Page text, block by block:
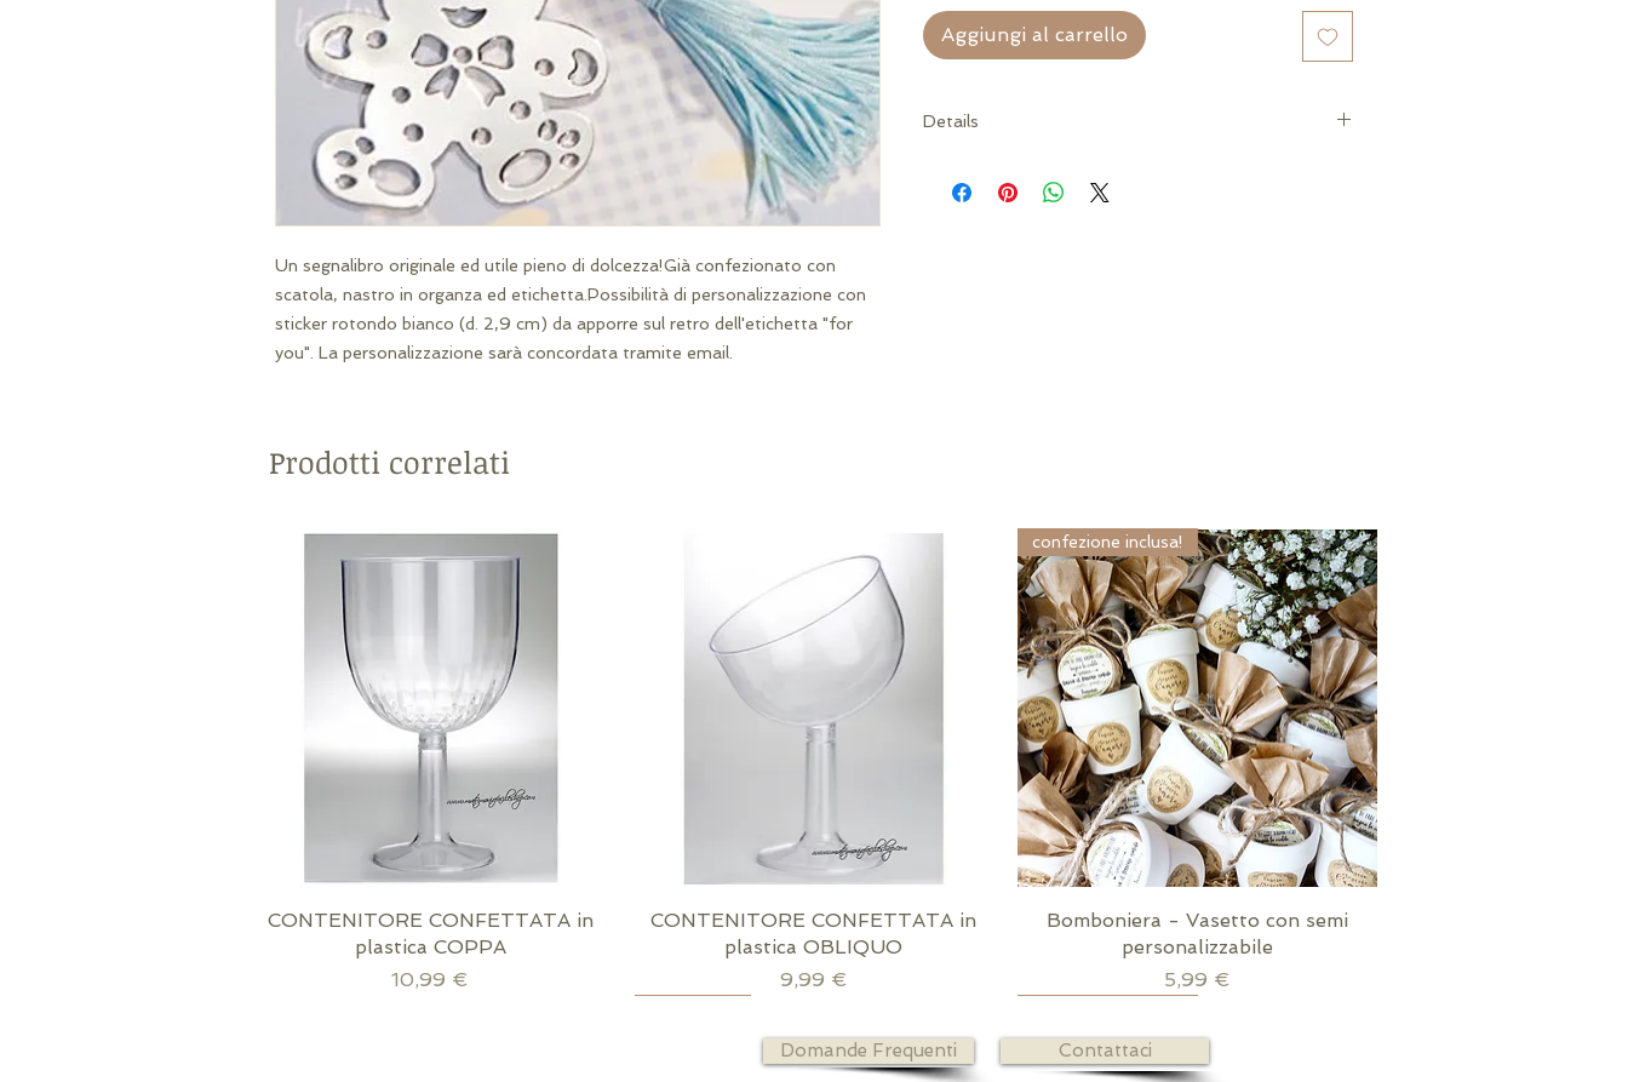
Un segnalibro originale ed utile pieno di dolcezza!Già confezionato con
scatola, nastro in organza ed etichetta.Possibilità di personalizzazione con
sticker rotondo bianco (d. 2,9 cm) da apporre sul retro dell'etichetta "for
you". La personalizzazione sarà concordata tramite email.
Aggiungi al carrello
Details
inclusa!)
Prodotti correlati
Vista rapida
CONTENITORE CONFETTATA in
plastica COPPA
Prezzo
10,99 €
Vista rapida
CONTENITORE CONFETTATA in
plastica OBLIQUO
Prezzo
9,99 €
Vista rapida
confezione inclusa!
Bomboniera - Vasetto con semi
personalizzabile
Prezzo
5,99 €
Domande Frequenti Contattaci